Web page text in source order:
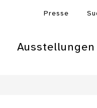
Presse
Ausstellungen